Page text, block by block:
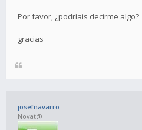
Por favor, ¿podríais decirme algo?
gracias
josefnavarro
Novat@